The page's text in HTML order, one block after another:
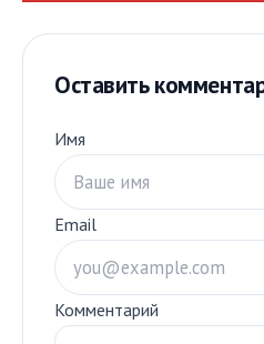
Оставить
Имя
Email
Комментарий